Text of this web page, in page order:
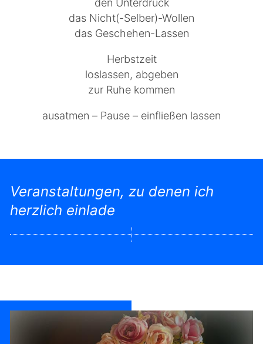
den Unterdruck
das Nicht(-Selber)-Wollen
das Geschehen-Lassen
Herbstzeit
loslassen, abgeben
zur Ruhe kommen
ausatmen – Pause – einfließen lassen
Veranstaltungen, zu denen ich
herzlich einlade